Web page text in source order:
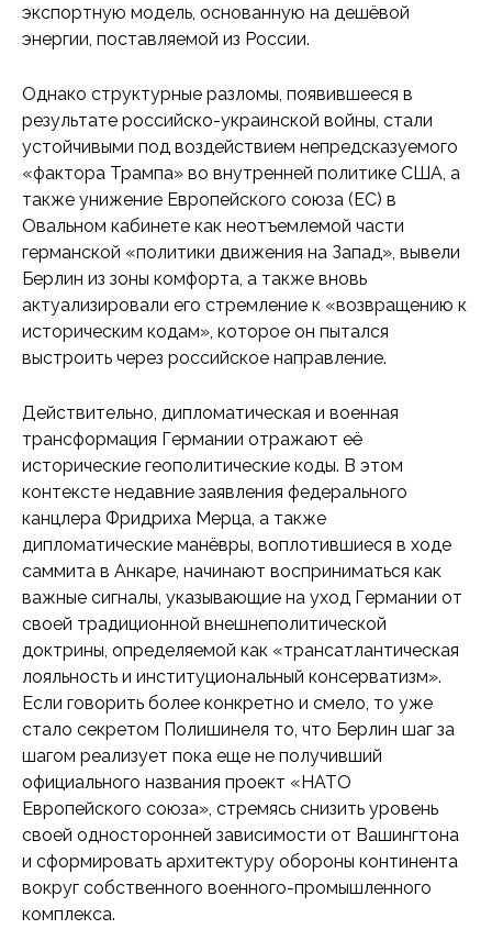
экспортную модель, основанную на дешёвой
энергии, поставляемой из России.
Однако структурные разломы, появившееся в
результате российско-украинской войны, стали
устойчивыми под воздействием непредсказуемого
«фактора Трампа» во внутренней политике США, а
также унижение Европейского союза (ЕС) в
Овальном кабинете как неотъемлемой части
германской «политики движения на Запад», вывели
Берлин из зоны комфорта, а также вновь
актуализировали его стремление к «возвращению к
историческим кодам», которое он пытался
выстроить через российское направление.
Действительно, дипломатическая и военная
трансформация Германии отражают её
исторические геополитические коды. В этом
контексте недавние заявления федерального
канцлера Фридриха Мерца, а также
дипломатические манёвры, воплотившиеся в ходе
саммита в Анкаре, начинают восприниматься как
важные сигналы, указывающие на уход Германии от
своей традиционной внешнеполитической
доктрины, определяемой как «трансатлантическая
лояльность и институциональный консерватизм».
Если говорить более конкретно и смело, то уже
стало секретом Полишинеля то, что Берлин шаг за
шагом реализует пока еще не получивший
официального названия проект «НАТО
Европейского союза», стремясь снизить уровень
своей односторонней зависимости от Вашингтона
и сформировать архитектуру обороны континента
вокруг собственного военного-промышленного
комплекса.